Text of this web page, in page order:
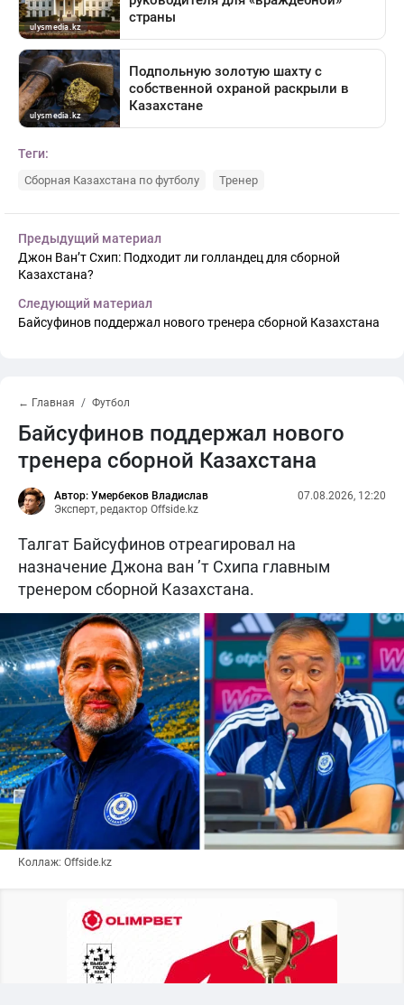
Теги:
Сборная Казахстана по футболу Тренер
Предыдущий материал
Джон Ван’т Схип: Подходит ли голландец для сборной
Казахстана?
Следующий материал
Байсуфинов поддержал нового тренера сборной Казахстана
← Главная Футбол
Байсуфинов поддержал нового
тренера сборной Казахстана
Автор: Умербеков Владислав
Эксперт, редактор Offside.kz
07.08.2026, 12:20
Талгат Байсуфинов отреагировал на
назначение Джона ван ’т Схипа главным
тренером сборной Казахстана.
Коллаж: Offside.kz